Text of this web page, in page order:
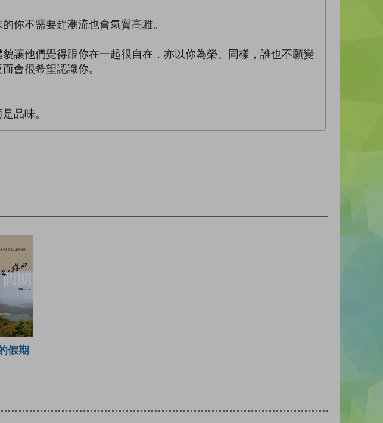
你不需要趕潮流也會氣質高雅。
讓他們覺得跟你在一起很自在，亦以你為榮。同樣，誰也不願變
會很希望認識你。
品味。
假期